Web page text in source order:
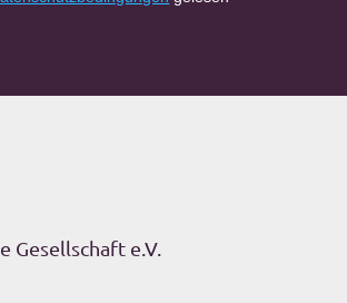
Gesellschaft e.V.